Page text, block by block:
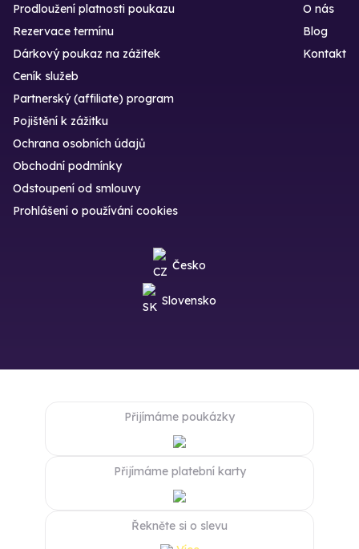
Prodloužení platnosti poukazu
Rezervace termínu
Dárkový poukaz na zážitek
O nás
Blog
Kontakt
Ceník služeb
Partnerský (affiliate) program
Pojištění k zážitku
Ochrana osobních údajů
Obchodní podmínky
Odstoupení od smlouvy
Prohlášení o používání cookies
Česko
Slovensko
Přijímáme poukázky
Přijímáme platební karty
Řekněte si o slevu